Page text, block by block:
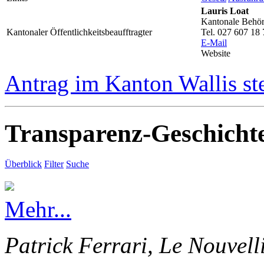
Kantonaler Öffentlichkeitsbeaufftragter
Lauris Loat
Kantonale
Tel. 027 607 18
E-Mail
Website
Antrag im Kanton Wallis
Transparenz-
Überblick Filter Suche
Mehr...
Patrick Ferrari, Le